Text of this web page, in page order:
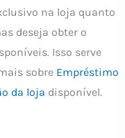
na loja quanto
deseja obter o
Isso serve
sobre Empréstimo
da loja disponível.